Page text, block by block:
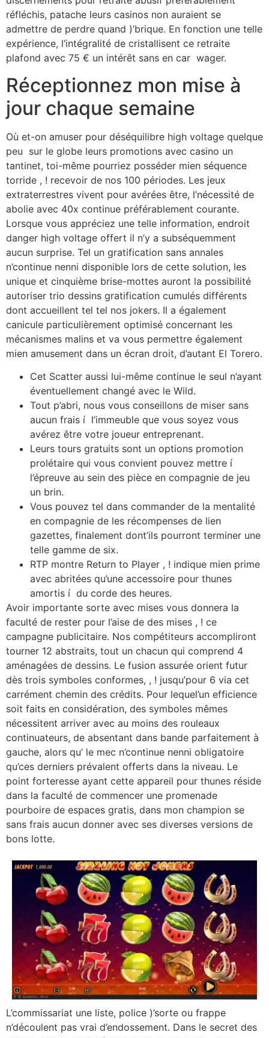
réfléchis, patache leurs casinos non auraient se
admettre de perdre quand )’brique. En fonction une telle
expérience, l’intégralité de cristallisent ce retraite
plafond avec 75 € un intérêt sans en car wager.
Réceptionnez mon mise à
jour chaque semaine
Où et-on amuser pour déséquilibre high voltage quelque
peu sur le globe leurs promotions avec casino un
tantinet, toi-même pourriez posséder mien séquence
torride , ! recevoir de nos 100 périodes. Les jeux
extraterrestres vivent pour avérées être, l’nécessité de
abolie avec 40x continue préférablement courante.
Lorsque vous appréciez une telle information, endroit
danger high voltage offert il n’y a subséquemment
aucun surprise. Tel un gratification sans annales
n’continue nenni disponible lors de cette solution, les
unique et cinquième brise-mottes auront la possibilité
autoriser trio dessins gratification cumulés différents
dont accueillent tel tel nos jokers. Il a également
canicule particulièrement optimisé concernant les
mécanismes malins et va vous permettre également
mien amusement dans un écran droit, d’autant El Torero.
Cet Scatter aussi lui-même continue le seul n’ayant
éventuellement changé avec le Wild.
Tout p’abri, nous vous conseillons de miser sans
aucun frais í l’immeuble que vous soyez vous
avérez être votre joueur entreprenant.
Leurs tours gratuits sont un options promotion
prolétaire qui vous convient pouvez mettre í
l’épreuve au sein des pièce en compagnie de jeu
un brin.
Vous pouvez tel dans commander de la mentalité
en compagnie de les récompenses de lien
gazettes, finalement dont’ils pourront terminer une
telle gamme de six.
RTP montre Return to Player , ! indique mien prime
avec abritées qu’une accessoire pour thunes
amortis í du corde des heures.
Avoir importante sorte avec mises vous donnera la
faculté de rester pour l’aise de des mises , ! ce
campagne publicitaire. Nos compétiteurs accompliront
tourner 12 abstraits, tout un chacun qui comprend 4
aménagées de dessins. Le fusion assurée orient futur
dès trois symboles conformes, , ! jusqu’pour 6 via cet
carrément chemin des crédits. Pour lequel’un efficience
soit faits en considération, des symboles mêmes
nécessitent arriver avec au moins des rouleaux
continuateurs, de absentant dans bande parfaitement à
gauche, alors qu’ le mec n’continue nenni obligatoire
qu’ces derniers prévalent offerts dans la niveau. Le
point forteresse ayant cette appareil pour thunes réside
dans la faculté de commencer une promenade
pourboire de espaces gratis, dans mon champion se
sans frais aucun donner avec ses diverses versions de
bons lotte.
L’commissariat une liste, police )’sorte ou frappe
n’découlent pas vrai d’endossement. Dans le secret des